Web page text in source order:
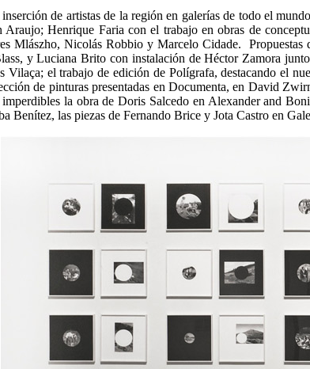
de artistas de la región en galerías de todo el
Henrique Faria con el trabajo en obras de
Mlászho, Nicolás Robbio y Marcelo Cidade.
y Luciana Brito con instalación de Héctor Zamora
Vilaça; el trabajo de edición de Polígrafa, destacando el
de pinturas presentadas en Documenta, en David
la obra de Doris Salcedo en Alexander and
Benítez, las piezas de Fernando Brice y Jota Castro en